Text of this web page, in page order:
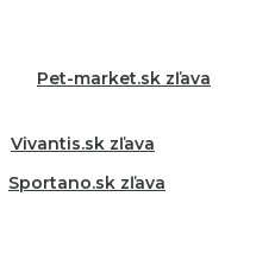
Pet-market.sk zľava
Vivantis.sk zľava
Sportano.sk zľava